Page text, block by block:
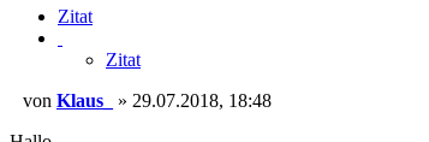
Zitat
Zitat
von Klaus_ » 29.07.2018, 18:48